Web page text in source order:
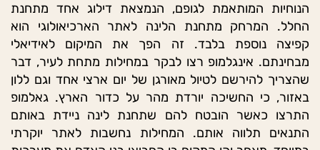
הנוחיות המותאמת לגופם, הנמצאת דילוג אחד מתחנת
החלל. המרחק מתחנת הלינה לאתר הארכיאולוגי הוא
קפיצה נוספת בלבד. זה הפך את המיקום לאידיאלי
מבחינתם. אינגלמופ רצו לבקר במחילות מתחת לעיר, דבר
שהצריך להירשם לטיול מאורגן של יום ארצי אחד וגם ללון
באזור, כי החשיכה יורדת מהר על כדור הארץ. גאלמופ
התרצו כאשר הובטח להם שתחנת לינה ניידת באותם
התנאים תלווה אותם. המחילות נחשבות לאתר יוקרתי